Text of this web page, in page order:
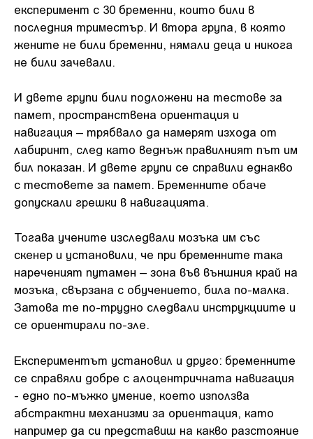
експеримент с 30 бременни, които били в
последния триместър. И втора група, в която
жените не били бременни, нямали деца и никога
не били зачевали.
И двете групи били подложени на тестове за
памет, пространствена ориентация и
навигация – трябвало да намерят изхода от
лабиринт, след като веднъж правилният път им
бил показан. И двете групи се справили еднакво
с тестовете за памет. Бременните обаче
допускали грешки в навигацията.
Тогава учените изследвали мозъка им със
скенер и установили, че при бременните така
нареченият путамен – зона във външния край на
мозъка, свързана с обучението, била по-малка.
Затова те по-трудно следвали инструкциите и
се ориентирали по-зле.
Експериментът установил и друго: бременните
се справяли добре с алоцентричната навигация
- едно по-мъжко умение, което използва
абстрактни механизми за ориентация, като
например да си представиш на какво разстояние